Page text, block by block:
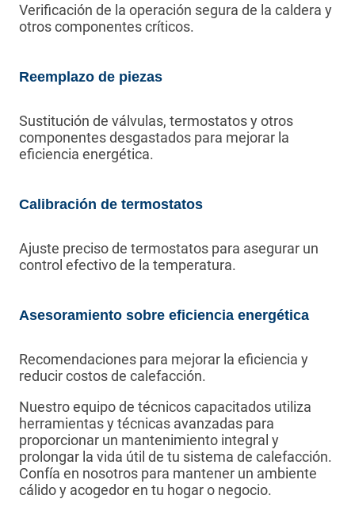
Verificación de la operación segura de la caldera y
otros componentes críticos.
Reemplazo de piezas
Sustitución de válvulas, termostatos y otros
componentes desgastados para mejorar la
eficiencia energética.
Calibración de termostatos
Ajuste preciso de termostatos para asegurar un
control efectivo de la temperatura.
Asesoramiento sobre eficiencia energética
Recomendaciones para mejorar la eficiencia y
reducir costos de calefacción.
Nuestro equipo de técnicos capacitados utiliza
herramientas y técnicas avanzadas para
proporcionar un mantenimiento integral y
prolongar la vida útil de tu sistema de calefacción.
Confía en nosotros para mantener un ambiente
cálido y acogedor en tu hogar o negocio.